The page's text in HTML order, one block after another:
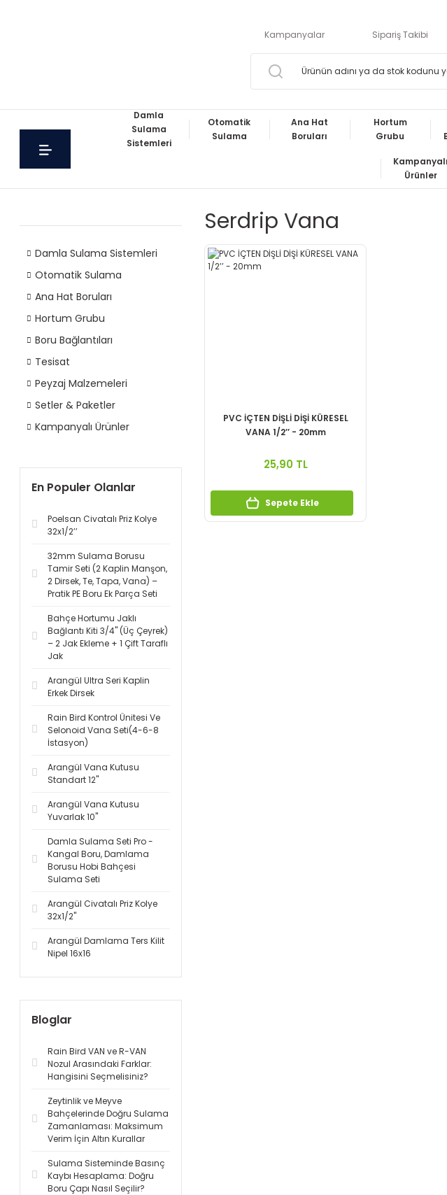
Kampanyalar Sipariş Takibi
Damla
Sulama
Sistemleri
Otomatik
Sulama
Ana Hat
Boruları
Hortum
Grubu
Kampanyalı
Ürünler
Damla Sulama Sistemleri
Otomatik Sulama
Ana Hat Boruları
Hortum Grubu
Boru Bağlantıları
Tesisat
Peyzaj Malzemeleri
Setler & Paketler
Kampanyalı Ürünler
En Populer Olanlar
Poelsan Civatalı Priz Kolye
32x1/2’’
32mm Sulama Borusu
Tamir Seti (2 Kaplin Manşon,
2 Dirsek, Te, Tapa, Vana) –
Pratik PE Boru Ek Parça Seti
Bahçe Hortumu Jaklı
Bağlantı Kiti 3/4'' (Üç Çeyrek)
– 2 Jak Ekleme + 1 Çift Taraflı
Jak
Arangül Ultra Seri Kaplin
Erkek Dirsek
Rain Bird Kontrol Ünitesi Ve
Selonoid Vana Seti(4-6-8
İstasyon)
Arangül Vana Kutusu
Standart 12''
Arangül Vana Kutusu
Yuvarlak 10''
Damla Sulama Seti Pro -
Kangal Boru, Damlama
Borusu Hobi Bahçesi
Sulama Seti
Arangül Civatalı Priz Kolye
32x1/2''
Arangül Damlama Ters Kilit
Nipel 16x16
Bloglar
Rain Bird VAN ve R-VAN
Nozul Arasındaki Farklar:
Hangisini Seçmelisiniz?
Zeytinlik ve Meyve
Bahçelerinde Doğru Sulama
Zamanlaması: Maksimum
Verim İçin Altın Kurallar
Sulama Sisteminde Basınç
Kaybı Hesaplama: Doğru
Boru Çapı Nasıl Seçilir?
Serdrip Vana
PVC İÇTEN DİŞLİ DİŞİ KÜRESEL
VANA 1/2’’ - 20mm
25,90 TL
Sepete Ekle